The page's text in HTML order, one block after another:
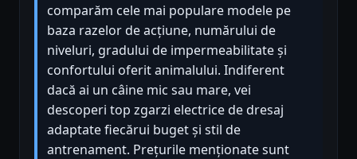
comparăm cele mai populare modele pe
baza razelor de acțiune, numărului de
niveluri, gradului de impermeabilitate și
confortului oferit animalului. Indiferent
dacă ai un câine mic sau mare, vei
descoperi top zgarzi electrice de dresaj
adaptate fiecărui buget și stil de
antrenament. Prețurile menționate sunt